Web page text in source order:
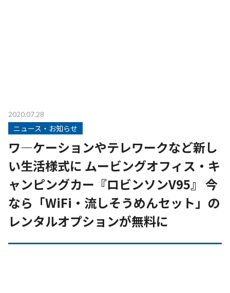
2020.07.28
ニュース・お知らせ
ワ―ケーションやテレワークなど新し
い生活様式に ムービングオフィス・キ
ャンピングカー『ロビンソンV95』 今
なら「WiFi・流しそうめんセット」の
レンタルオプションが無料に